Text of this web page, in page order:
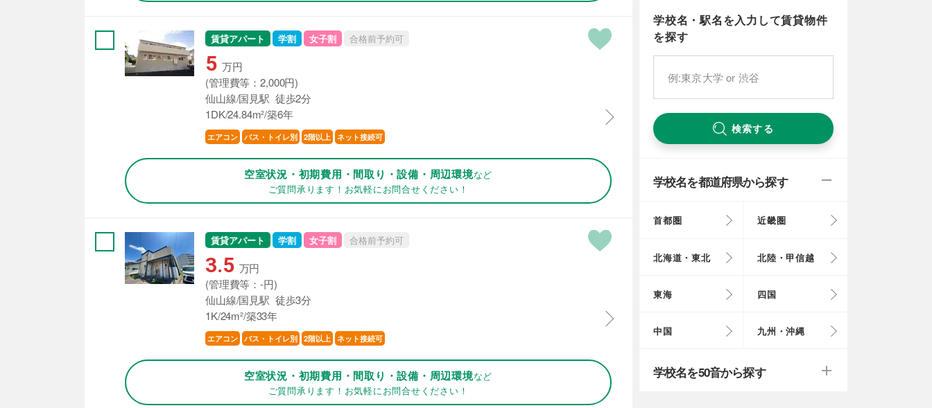
賃貸アパート 学割 女子割 合格前予約可
5 万円
(管理費等：2,000円)
仙山線/国見駅 徒歩2分
1DK/24.84m²/築6年
エアコン バス・トイレ別 2階以上 ネット接続可
空室状況・初期費用・間取り・設備・周辺環境など
ご質問承ります！お気軽にお問合せください！
賃貸アパート 学割 女子割 合格前予約可
3.5 万円
(管理費等：-円)
仙山線/国見駅 徒歩3分
1K/24m²/築33年
エアコン バス・トイレ別 2階以上 ネット接続可
空室状況・初期費用・間取り・設備・周辺環境など
ご質問承ります！お気軽にお問合せください！
学校名・駅名を入力して賃貸物件
を探す
検索する
学校名を都道府県から探す
首都圏 近畿圏
北海道・東北 北陸・甲信越
東海 四国
中国 九州・沖縄
学校名を50音から探す